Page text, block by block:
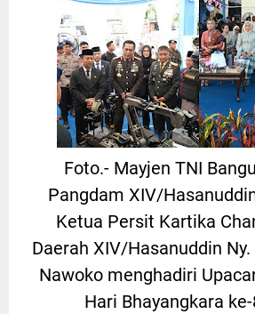
Foto.- Mayjen TNI
Pangdam XIV/
Ketua Persit Kartika
Daerah XIV/Hasanuddin Ny.
Nawoko menghadiri
Hari Bhayangkara